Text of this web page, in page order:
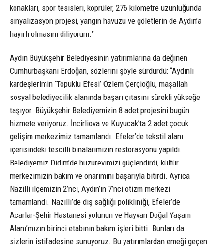
konakları, spor tesisleri, köprüler, 276 kilometre uzunluğunda
sinyalizasyon projesi, yangın havuzu ve göletlerin de Aydın’a
hayırlı olmasını diliyorum.”
Aydın Büyükşehir Belediyesinin yatırımlarına da değinen
Cumhurbaşkanı Erdoğan, sözlerini şöyle sürdürdü: “Aydınlı
kardeşlerimin ‘Topuklu Efesi’ Özlem Çerçioğlu, maşallah
sosyal belediyecilik alanında başarı çıtasını sürekli yükseğe
taşıyor. Büyükşehir Belediyemizin 8 adet projesini bugün
hizmete veriyoruz. İncirliova ve Kuyucak’ta 2 adet çocuk
gelişim merkezimiz tamamlandı. Efeler’de tekstil alanı
içerisindeki tescilli binalarımızın restorasyonu yapıldı.
Belediyemiz Didim’de huzurevimizi güçlendirdi, kültür
merkezimizin bakım ve onarımını başarıyla bitirdi. Ayrıca
Nazilli ilçemizin 2’nci, Aydın’ın 7’nci otizm merkezi
tamamlandı. Nazilli’de diş sağlığı polikliniği, Efeler’de
Acarlar-Şehir Hastanesi yolunun ve Hayvan Doğal Yaşam
Alanı’mızın birinci etabının bakım işleri bitti. Bunları da
sizlerin istifadesine sunuyoruz. Bu yatırımlardan emeği geçen